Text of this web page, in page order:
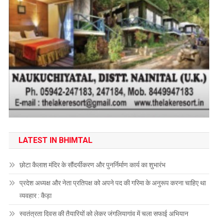
LATEST IN BHIMTAL
छोटा कैलाश मंदिर के सौंदर्यीकरण और पुनर्निर्माण कार्य का शुभारंभ
प्रदेश अध्यक्ष और नेता प्रतिपक्ष को अपने पद की गरिमा के अनुरूप करना चाहिए था
व्यवहार : कैड़ा
स्वतंत्रता दिवस की तैयारियों को लेकर जंगलियागांव में चला सफाई अभियान